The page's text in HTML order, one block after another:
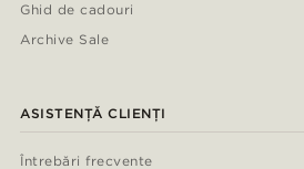
Ghid de cadouri
Archive Sale
ASISTENȚĂ CLIENȚI
Întrebări frecvente